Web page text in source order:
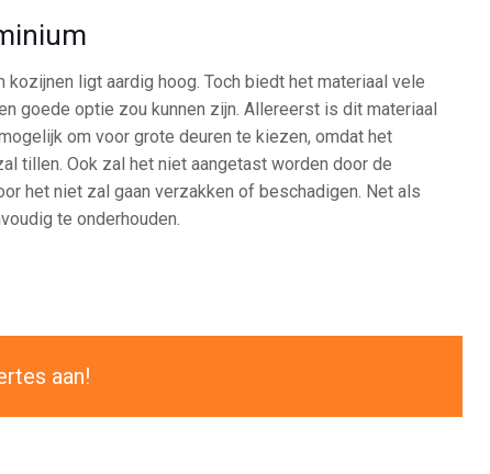
kozijnen ligt aardig hoog. Toch biedt het materiaal vele
goede optie zou kunnen zijn. Allereerst is dit materiaal
om voor grote deuren te kiezen, omdat het
tillen. Ook zal het niet aangetast worden door de
het niet zal gaan verzakken of beschadigen. Net als
te onderhouden.
aan!